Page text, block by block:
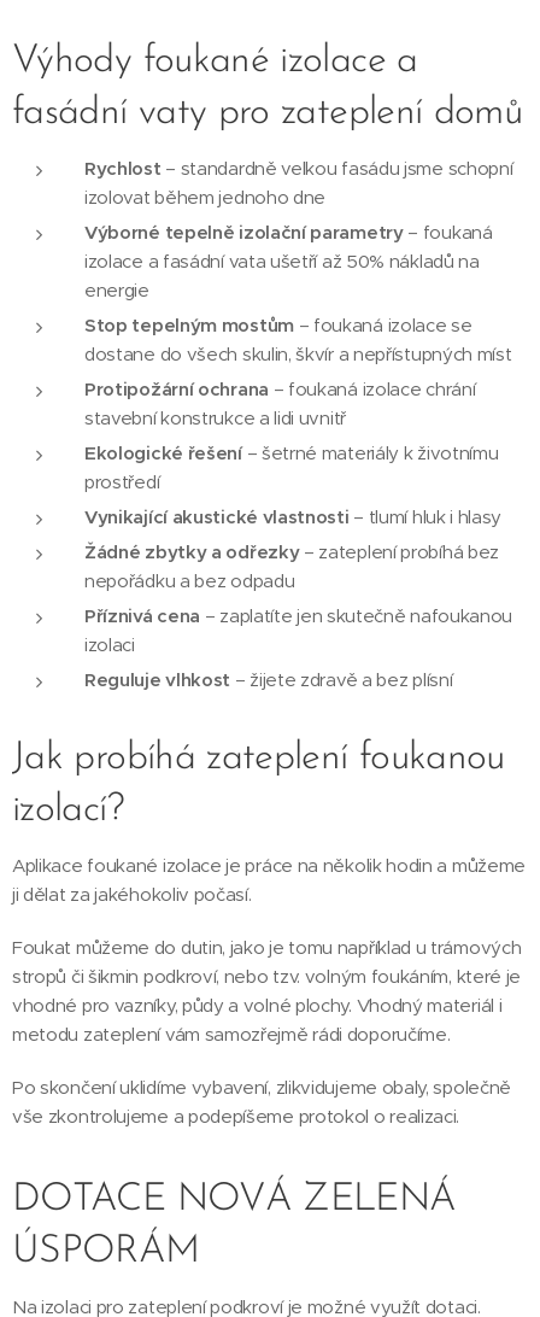
Výhody foukané izolace a
fasádní vaty pro zateplení domů
Rychlost – standardně velkou fasádu jsme schopní
izolovat během jednoho dne
Výborné tepelně izolační parametry– foukaná
izolace a fasádní vata ušetří až 50% nákladů na
energie
Stop tepelným mostům– foukaná izolace se
dostane do všech skulin, škvír a nepřístupných míst
Protipožární ochrana – foukaná izolace chrání
stavební konstrukce a lidi uvnitř
Ekologické řešení– šetrné materiály k životnímu
prostředí
Vynikající akustické vlastnosti – tlumí hluk i hlasy
Žádné zbytky a odřezky– zateplení probíhá bez
nepořádku a bez odpadu
Příznivá cena – zaplatíte jen skutečně nafoukanou
izolaci
Reguluje vlhkost – žijete zdravě a bez plísní
Jak probíhá zateplení foukanou
izolací?
Aplikace foukané izolace je práce na několik hodin a můžeme
ji dělat za jakéhokoliv počasí.
Foukat můžeme do dutin, jako je tomu například u trámových
stropů či šikmin podkroví, nebo tzv. volným foukáním, které je
vhodné pro vazníky, půdy a volné plochy. Vhodný materiál i
metodu zateplení vám samozřejmě rádi doporučíme.
Po skončení uklidíme vybavení, zlikvidujeme obaly, společně
vše zkontrolujeme a podepíšeme protokol o realizaci.
DOTACE NOVÁ ZELENÁ
ÚSPORÁM
Na izolaci pro zateplení podkroví je možné využít dotaci.